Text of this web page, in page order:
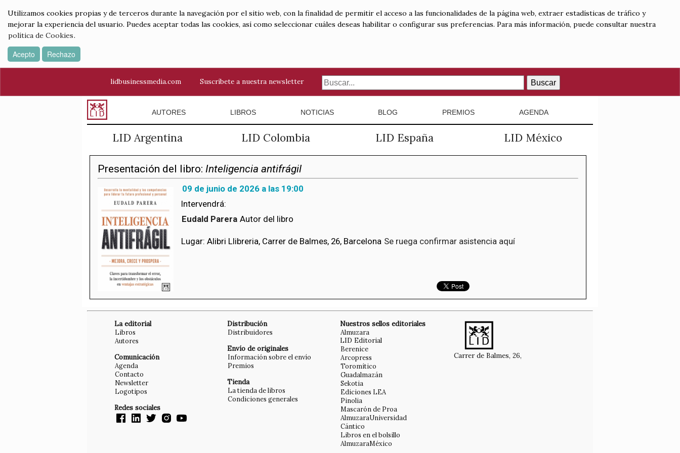
Utilizamos cookies propias y de terceros durante la navegación por el sitio web, con la finalidad de permitir el acceso a las funcionalidades de la página web, extraer estadísticas de tráfico y
mejorar la experiencia del usuario. Puedes aceptar todas las cookies, así como seleccionar cuáles deseas habilitar o configurar sus preferencias. Para más información, puede consultar nuestra
política de Cookies.
Acepto Rechazo
lidbusinessmedia.com Suscríbete a nuestra newsletter Buscar
AUTORES LIBROS NOTICIAS BLOG PREMIOS AGENDA
LID Argentina LID Colombia LID España LID México
Presentación del libro: Inteligencia antifrágil
09 de junio de 2026 a las 19:00
Intervendrá:
Eudald Parera Autor del libro
Lugar: Alibri Llibreria, Carrer de Balmes, 26, Barcelona Se ruega confirmar asistencia aquí
La editorial
Libros
Autores
Comunicación
Agenda
Contacto
Newsletter
Logotipos
Redes sociales
Distribución
Distribuidores
Envío de originales
Información sobre el envío
Premios
Tienda
La tienda de libros
Condiciones generales
Nuestros sellos editoriales
Almuzara
LID Editorial
Berenice
Arcopress
Toromítico
Guadalmazán
Sekotia
Ediciones LEA
Pinolia
Mascarón de Proa
AlmuzaraUniversidad
Cántico
Libros en el bolsillo
AlmuzaraMéxico
Carrer de Balmes, 26,